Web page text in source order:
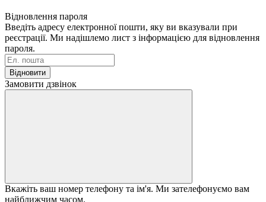
Відновлення пароля
Введіть адресу електронної пошти, яку ви вказували при
реєстрації. Ми надішлемо лист з інформацією для відновлення
пароля.
Відновити
Замовити дзвінок
Вкажіть ваш номер телефону та ім'я. Ми зателефонуємо вам
найближчим часом.